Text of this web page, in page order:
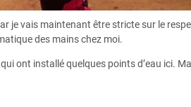
je vais maintenant être stricte sur le
des mains chez moi.
ont installé quelques points d’eau ici.